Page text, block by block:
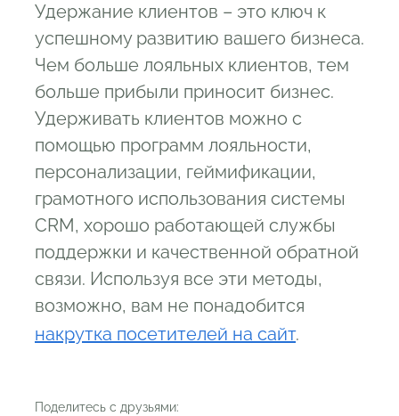
Удержание клиентов – это ключ к
успешному развитию вашего бизнеса.
Чем больше лояльных клиентов, тем
больше прибыли приносит бизнес.
Удерживать клиентов можно с
помощью программ лояльности,
персонализации, геймификации,
грамотного использования системы
CRM, хорошо работающей службы
поддержки и качественной обратной
связи. Используя все эти методы,
возможно, вам не понадобится
накрутка посетителей на сайт.
Поделитесь с друзьями: